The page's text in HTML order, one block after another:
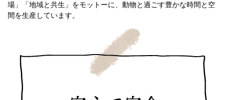
場」「地域と共生」をモットーに、動物と過ごす豊かな時間と空
間を生産しています。